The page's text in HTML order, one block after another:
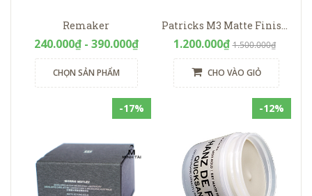
Remaker
240.000₫ - 390.000₫
CHỌN SẢN PHẨM
Patricks M3 Matte Finish | Strong Hold Styling Product – 75g
1.200.000₫ 1.500.000₫
CHO VÀO GIỎ
-17% -12%